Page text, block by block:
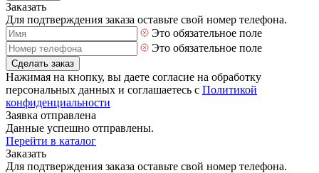
Заказать
Для подтверждения заказа оставьте свой номер телефона.
Это обязательное поле
Это обязательное поле
Сделать заказ
Нажимая на кнопку, вы даете согласие на обработку
персональных данных и соглашаетесь с Политикой
конфиденциальности
Заявка отправлена
Данные успешно отправлены.
Перейти в каталог
Заказать
Для подтверждения заказа оставьте свой номер телефона.